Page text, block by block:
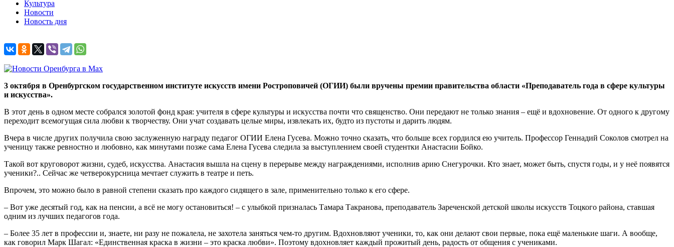
Культура
Новости
Новость дня
3 октября в Оренбургском государственном институте искусств имени Ростроповичей (ОГИИ) были вручены премии правительства области «Преподаватель года в сфере культуры
и искусства».
В этот день в одном месте собрался золотой фонд края: учителя в сфере культуры и искусства почти что священство. Они передают не только знания – ещё и вдохновение. От одного к другому
переходит всемогущая сила любви к творчеству. Они учат создавать целые миры, извлекать их, будто из пустоты и дарить людям.
Вчера в числе других получила свою заслуженную награду педагог ОГИИ Елена Гусева. Можно точно сказать, что больше всех гордился ею учитель. Профессор Геннадий Соколов смотрел на
ученицу также ревностно и любовно, как минутами позже сама Елена Гусева следила за выступлением своей студентки Анастасии Бойко.
Такой вот круговорот жизни, судеб, искусства. Анастасия вышла на сцену в перерыве между награждениями, исполнив арию Снегурочки. Кто знает, может быть, спустя годы, и у неё появятся
ученики?.. Сейчас же четверокурсница мечтает служить в театре и петь.
Впрочем, это можно было в равной степени сказать про каждого сидящего в зале, применительно только к его сфере.
– Вот уже десятый год, как на пенсии, а всё не могу остановиться! – с улыбкой призналась Тамара Такранова, преподаватель Зареченской детской школы искусств Тоцкого района, ставшая
одним из лучших педагогов года.
– Более 35 лет в профессии и, знаете, ни разу не пожалела, не захотела заняться чем-то другим. Вдохновляют ученики, то, как они делают свои первые, пока ещё маленькие шаги. А вообще,
как говорил Марк Шагал: «Единственная краска в жизни – это краска любви». Поэтому вдохновляет каждый прожитый день, радость от общения с учениками.